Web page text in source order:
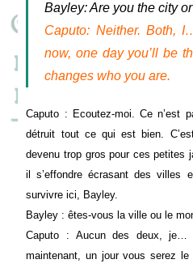
Bayley: Are you the city
Caputo: Neither. Both,
now, one day you’ll be
changes who you are.
Caputo : Ecoutez-moi. Ce n’est
détruit tout ce qui est bien.
devenu trop gros pour ces petites
il s’effondre écrasant des villes
survivre ici, Bayley.
Bayley : êtes-vous la ville ou le
Caputo : Aucun des deux,
maintenant, un jour vous serez